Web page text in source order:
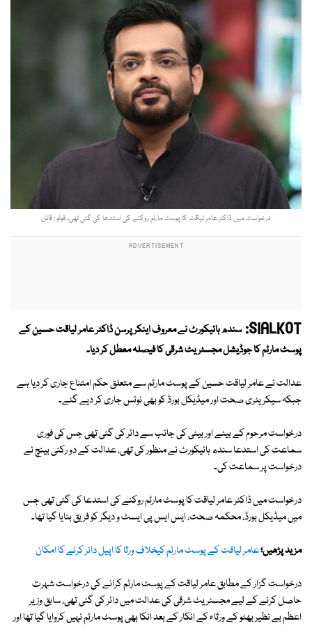
درخواست میں ڈاکٹر عامر لیاقت کا پوسٹ مارٹم روکنے کی استدعا کی گئی تھی۔ فوٹو : فائل
SIALKOT: سندھ ہائیکورٹ نے معروف اینکر پرسن ڈاکٹر عامر لیاقت حسین کے
پوسٹ مارٹم کا جوڈیشل مجسٹریٹ شرقی کا فیصلہ معطل کر دیا۔
عدالت نے عامر لیاقت حسین کے پوسٹ مارٹم سے متعلق حکم امتناع جاری کر دیا ہے
جبکہ سیکریٹری صحت اور میڈیکل بورڈ کو بھی نوٹس جاری کر دیے گئے۔
درخواست مرحوم کے بیٹے اور بیٹی کی جانب سے دائر کی گئی تھی جس کی فوری
سماعت کی استدعا سندھ ہائیکورٹ نے منظور کی تھی، عدالت کے دو رکنی بینچ نے
درخواست پر سماعت کی۔
درخواست میں ڈاکٹرعامر لیاقت کا پوسٹ مارٹم روکنے کی استدعا کی گئی تھی جس
میں میڈیکل بورڈ، محکمہ صحت، ایس ایس پی ایسٹ و دیگر کو فریق بنایا گیا تھا۔
مزید پڑھیں؛عامر لیاقت کے پوسٹ مارٹم کیخلاف ورثا کا اپیل دائر کرنے کا امکان
درخواست گزار کے مطابق عامر لیاقت کے پوسٹ مارٹم کرانے کی درخواست شہرت
حاصل کرنے کے لیے مجسٹریٹ شرقی کی عدالت میں دائر کی گئی تھی، سابق وزیر
اعظم بے نظیر بھٹو کے ورثاء کے انکار کے بعد انکا بھی پوسٹ مارٹم نہیں کروایا گیا تھا اور